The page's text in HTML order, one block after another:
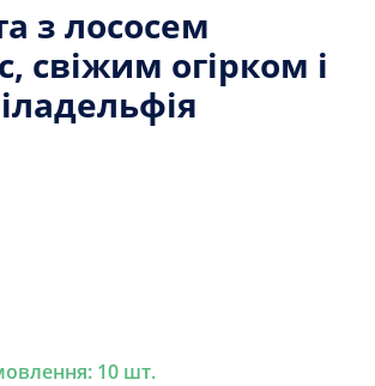
з лососем
свіжим огірком і
10 шт.